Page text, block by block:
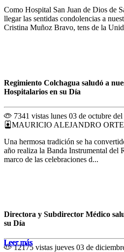
Como Hospital San Juan de Dios de
llegar las sentidas condolencias a
Cristina Muñoz Bravo, tens de la
Leer más
Regimiento Colchagua saludó a
Hospitalarios en su Día
7341 vistas lunes 03 de octubre
MAURICIO ALEJANDRO
Una hermosa tradición se ha
año realiza la Banda Instrumental del
marco de las celebraciones d...
Leer más
Directora y Subdirector Médico
su Día
12175 vistas jueves 03 de
Leer más
Leer más
Leer más
Leer más
Leer más
Leer más
Leer más
Leer más
Leer más
Leer más